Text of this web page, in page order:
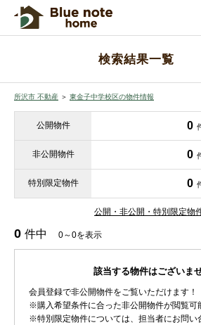
検索結果一覧
所沢市 不動産 ＞ 東金子中学校区の物件情報
公開物件 0
非公開物件 0
特別限定物件 0
公開・非公開・特別限定物
0 件中 0～0を表示
該当する物件はございませ
会員登録で非公開物件をご覧いただけます！
※購入希望条件に合った非公開物件が閲覧可
※特別限定物件については、担当者にお問い